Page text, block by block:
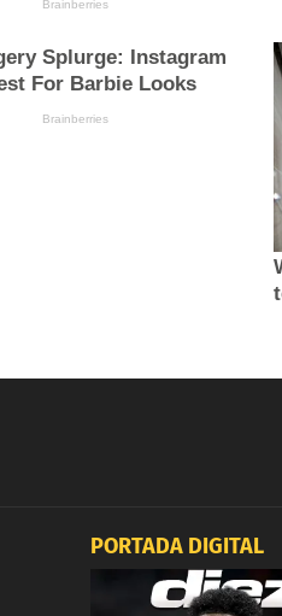
PORTADA DIGITAL